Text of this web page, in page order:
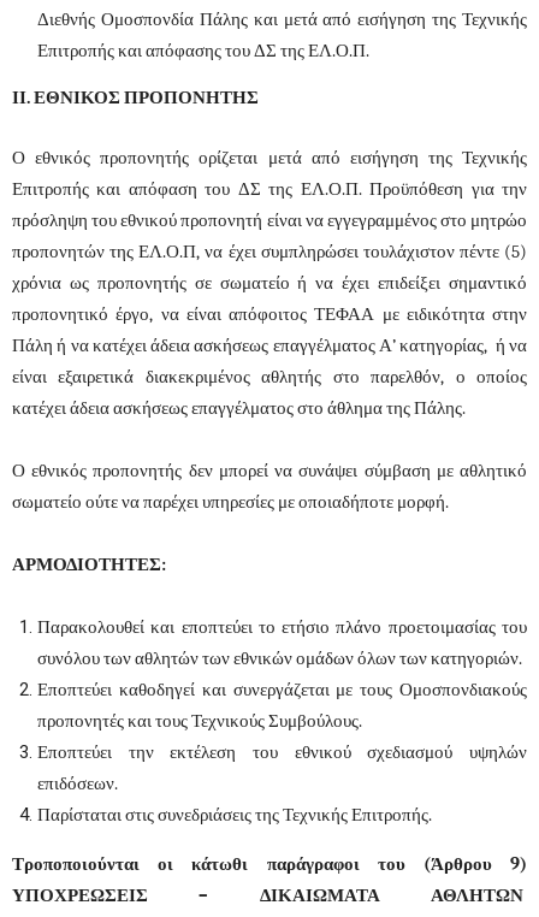
Διεθνής Ομοσπονδία Πάλης και μετά από εισήγηση της Τεχνικής
Επιτροπής και απόφασης του ΔΣ της ΕΛ.Ο.Π.
ΙΙ. ΕΘΝΙΚΟΣ ΠΡΟΠΟΝΗΤΗΣ
Ο εθνικός προπονητής ορίζεται μετά από εισήγηση της Τεχνικής
Επιτροπής και απόφαση του ΔΣ της ΕΛ.Ο.Π. Προϋπόθεση για την
πρόσληψη του εθνικού προπονητή είναι να εγγεγραμμένος στο μητρώο
προπονητών της ΕΛ.Ο.Π, να έχει συμπληρώσει τουλάχιστον πέντε (5)
χρόνια ως προπονητής σε σωματείο ή να έχει επιδείξει σημαντικό
προπονητικό έργο, να είναι απόφοιτος ΤΕΦΑΑ με ειδικότητα στην
Πάλη ή να κατέχει άδεια ασκήσεως επαγγέλματος Α’ κατηγορίας, ή να
είναι εξαιρετικά διακεκριμένος αθλητής στο παρελθόν, ο οποίος
κατέχει άδεια ασκήσεως επαγγέλματος στο άθλημα της Πάλης.
Ο εθνικός προπονητής δεν μπορεί να συνάψει σύμβαση με αθλητικό
σωματείο ούτε να παρέχει υπηρεσίες με οποιαδήποτε μορφή.
ΑΡΜΟΔΙΟΤΗΤΕΣ:
Παρακολουθεί και εποπτεύει το ετήσιο πλάνο προετοιμασίας του
συνόλου των αθλητών των εθνικών ομάδων όλων των κατηγοριών.
Εποπτεύει καθοδηγεί και συνεργάζεται με τους Ομοσπονδιακούς
προπονητές και τους Τεχνικούς Συμβούλους.
Εποπτεύει την εκτέλεση του εθνικού σχεδιασμού υψηλών
επιδόσεων.
Παρίσταται στις συνεδριάσεις της Τεχνικής Επιτροπής.
Τροποποιούνται οι κάτωθι παράγραφοι του (Άρθρου 9)
ΥΠΟΧΡΕΩΣΕΙΣ – ΔΙΚΑΙΩΜΑΤΑ ΑΘΛΗΤΩΝ